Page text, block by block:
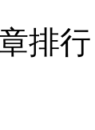
排行